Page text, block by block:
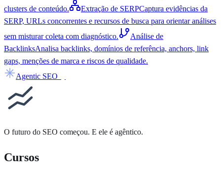
clusters de conteúdo.
Extração de SERPCaptura evidências da
SERP, URLs concorrentes e recursos de busca para orientar análises
sem misturar coleta com diagnóstico.
Análise de
BacklinksAnalisa backlinks, domínios de referência, anchors, link
gaps, menções de marca e riscos de qualidade.
Agentic SEO
O futuro do SEO começou. E ele é agêntico.
Cursos